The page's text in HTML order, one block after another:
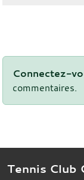
Connectez-
commentaires.
Tennis Club